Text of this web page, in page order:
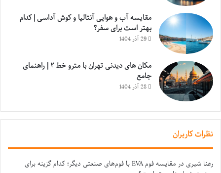
مقایسه آب و هوایی آنتالیا و کوش آداسی | کدام
بهتر است برای سفر؟
29 آذر 1404
مکان های دیدنی تهران با مترو خط ۲ | راهنمای
جامع
28 آذر 1404
نظرات کاربران
رعنا شیری در
مقایسه فوم EVA با فوم‌های صنعتی دیگر؛ کدام گزینه برای